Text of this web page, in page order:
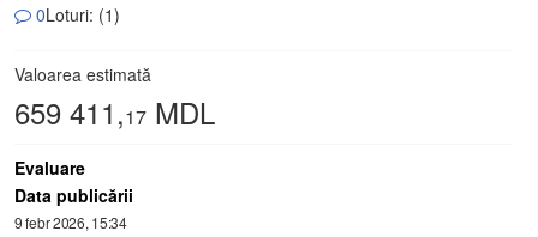
0Loturi: (1)
Valoarea estimată
659 411,17 MDL
Evaluare
Data publicării
9 febr 2026, 15:34